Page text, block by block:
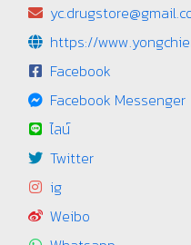
https://
Facebook
Facebook Messenger
ไลน์
Twitter
ig
Weibo